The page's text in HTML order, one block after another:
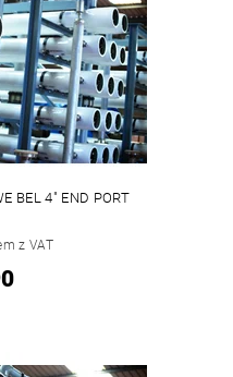
BEL 4" END PORT
z VAT